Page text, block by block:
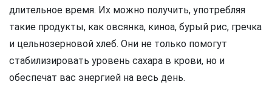
длительное время. Их можно получить, употребляя
такие продукты, как овсянка, киноа, бурый рис, гречка
и цельнозерновой хлеб. Они не только помогут
стабилизировать уровень сахара в крови, но и
обеспечат вас энергией на весь день.